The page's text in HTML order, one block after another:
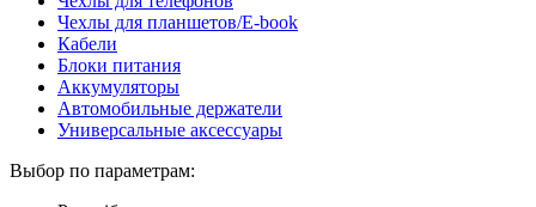
Чехлы для планшетов/E-book
Кабели
Блоки питания
Аккумуляторы
Автомобильные держатели
Универсальные аксессуары
Выбор по параметрам: